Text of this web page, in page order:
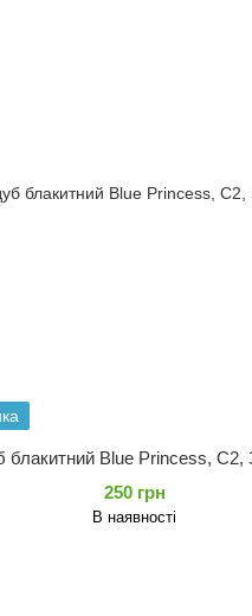
блакитний Blue Princess, C2,
250 грн
В наявності